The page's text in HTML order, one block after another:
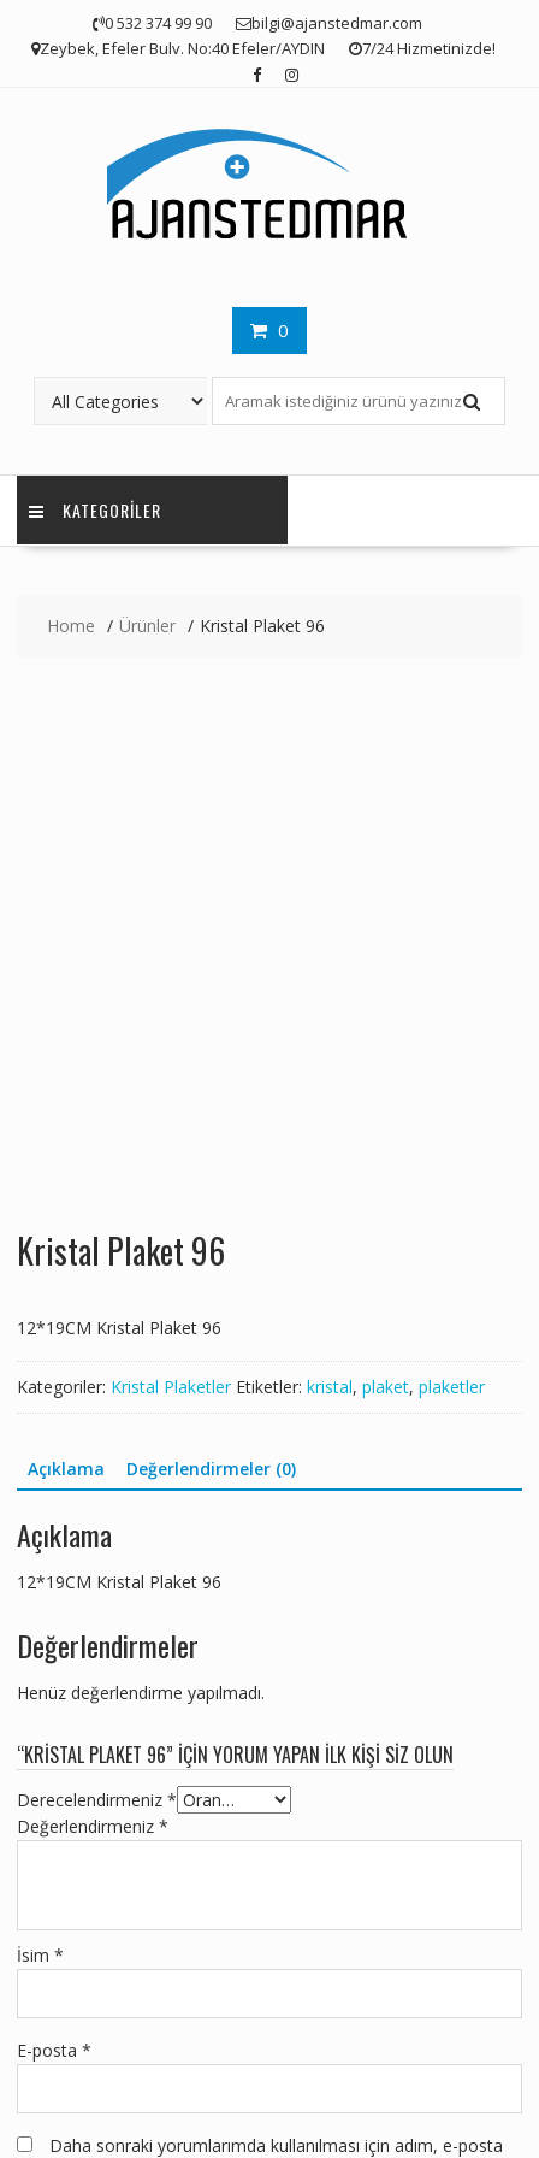
0 532 374 99 90
bilgi@ajanstedmar.com
Zeybek, Efeler Bulv. No:40 Efeler/AYDIN
7/24 Hizmetinizde!
0
KATEGORILER
Home Ürünler Kristal Plaket 96
Kristal Plaket 96
12*19CM Kristal Plaket 96
Kategoriler: Kristal Plaketler Etiketler: kristal, plaket, plaketler
Açıklama Değerlendirmeler (0)
Açıklama
12*19CM Kristal Plaket 96
Değerlendirmeler
Henüz değerlendirme yapılmadı.
“KRISTAL PLAKET 96” IÇIN YORUM YAPAN ILK KIŞI SIZ OLUN
Derecelendirmeniz *
Değerlendirmeniz *
İsim *
E-posta *
Daha sonraki yorumlarımda kullanılması için adım, e-posta